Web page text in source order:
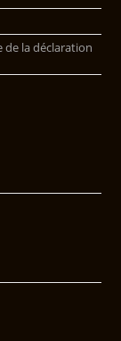
de la déclaration